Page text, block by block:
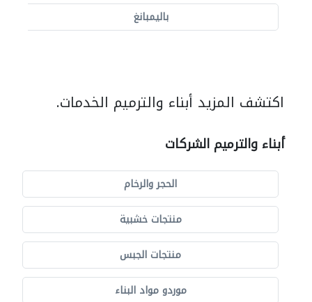
باليمبانغ
اكتشف المزيد أبناء والترميم الخدمات.
أبناء والترميم الشركات
الحجر والرخام
منتجات خشبية
منتجات الجبس
موردو مواد البناء